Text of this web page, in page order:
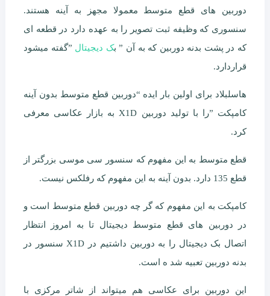
دوربین های قطع متوسط معمولا مجهز به آینه هستند.
سنسوری که وظیفه ثبت تصویر را به عهده دارد در قطعه ای
که در پشت بدنه دوربین که به آن ” بک دیجیتال ”گفته میشود
قراردارد.
هاسلبلاد برای اولین بار ایده “دوربین قطع متوسط بدون آینه
کامپکت ”را با تولید دوربین X1D به بازار عکاسی معرفی
کرد.
قطع متوسط به این مفهوم که سنسور سی موسی بزرگتر از
قطع 135 دارد. بدون آینه به این مفهوم که رفلکس نیست.
کامپکت به این مفهوم که گر چه دوربین قطع متوسط است و
در دوربین های قطع متوسط دیجیتال تا به امروز انتظار
اتصال بک دیجیتال را به دوربین داشتیم در X1D سنسور در
بدنه دوربین تعبیه شد ه است.
این دوربین برای عکاسی هم میتواند از شاتر مرکزی با